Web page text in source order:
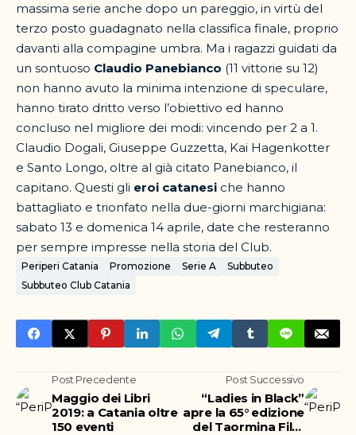
massima serie anche dopo un pareggio, in virtù del
terzo posto guadagnato nella classifica finale, proprio
davanti alla compagine umbra. Ma i ragazzi guidati da
un sontuoso Claudio Panebianco (11 vittorie su 12)
non hanno avuto la minima intenzione di speculare,
hanno tirato dritto verso l’obiettivo ed hanno
concluso nel migliore dei modi: vincendo per 2 a 1.
Claudio Dogali, Giuseppe Guzzetta, Kai Hagenkotter
e Santo Longo, oltre al già citato Panebianco, il
capitano. Questi gli eroi catanesi che hanno
battagliato e trionfato nella due-giorni marchigiana:
sabato 13 e domenica 14 aprile, date che resteranno
per sempre impresse nella storia del Club.
Periperi Catania Promozione Serie A
Subbuteo
Subbuteo Club Catania
Post Precedente
Maggio dei Libri
2019: a Catania oltre
150 eventi
Post Successivo
“Ladies in Black”
apre la 65° edizione
del Taormina Film